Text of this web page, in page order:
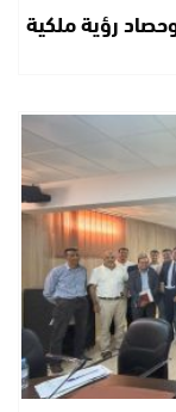
رؤية ملكية